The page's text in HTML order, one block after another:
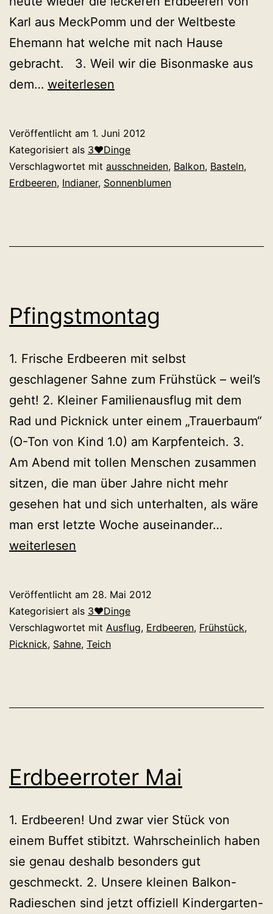
Karl aus MeckPomm und der Weltbeste
Ehemann hat welche mit nach Hause
gebracht. 3. Weil wir die Bisonmaske aus
dem… Kinderkram
weiterlesen
Veröffentlicht am 1. Juni 2012
Kategorisiert als 3♥Dinge
Verschlagwortet mit ausschneiden, Balkon, Basteln,
Erdbeeren, Indianer, Sonnenblumen
Pfingstmontag
1. Frische Erdbeeren mit selbst
geschlagener Sahne zum Frühstück – weil’s
geht! 2. Kleiner Familienausflug mit dem
Rad und Picknick unter einem „Trauerbaum“
(O-Ton von Kind 1.0) am Karpfenteich. 3.
Am Abend mit tollen Menschen zusammen
sitzen, die man über Jahre nicht mehr
gesehen hat und sich unterhalten, als wäre
man erst letzte Woche auseinander…
weiterlesen
Veröffentlicht am 28. Mai 2012
Kategorisiert als 3♥Dinge
Verschlagwortet mit Ausflug, Erdbeeren, Frühstück,
Picknick, Sahne, Teich
Erdbeerroter Mai
1. Erdbeeren! Und zwar vier Stück von
einem Buffet stibitzt. Wahrscheinlich haben
sie genau deshalb besonders gut
geschmeckt. 2. Unsere kleinen Balkon-
Radieschen sind jetzt offiziell Kindergarten-